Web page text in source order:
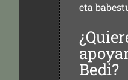
eta
Bedi?